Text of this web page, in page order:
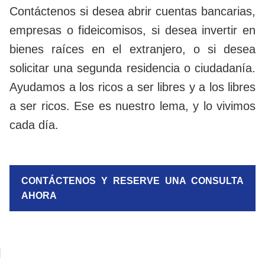
Contáctenos si desea abrir cuentas bancarias,
empresas o fideicomisos, si desea invertir en
bienes raíces en el extranjero, o si desea
solicitar una segunda residencia o ciudadanía.
Ayudamos a los ricos a ser libres y a los libres
a ser ricos. Ese es nuestro lema, y lo vivimos
cada día.
CONTÁCTENOS Y RESERVE UNA CONSULTA
AHORA